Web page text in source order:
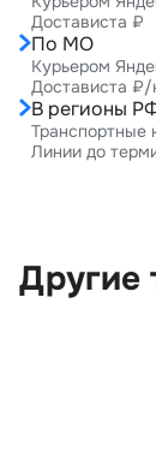
Достависта ₽
По МО
Курьером
Достависта ₽/
В регионы
Линии до
Другие